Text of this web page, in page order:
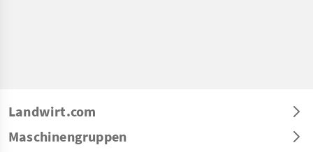
Landwirt.com
Maschinengruppen